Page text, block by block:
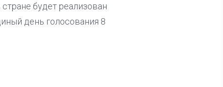
будет реализован
день голосования 8